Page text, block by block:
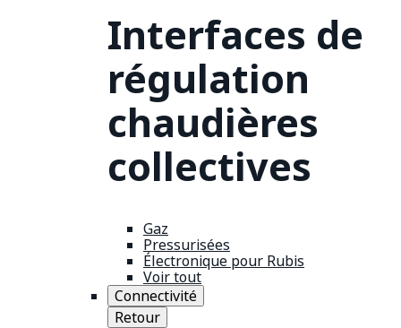
Interfaces de
régulation
chaudières
collectives
Gaz
Pressurisées
Électronique pour Rubis
Voir tout
Connectivité
Retour